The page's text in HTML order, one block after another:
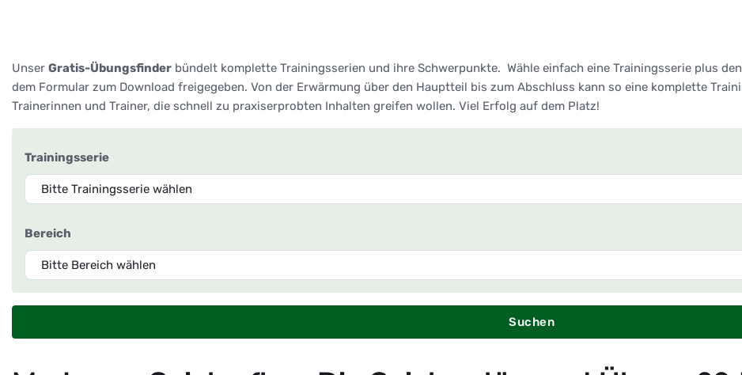
Unser Gratis-Übungsfinder bündelt komplette Trainingsserien und ihre Schwerpunkte. Wähle einfach eine Trainingsserie plus
dem Formular zum Download freigegeben. Von der Erwärmung über den Hauptteil bis zum Abschluss kann so eine komplette
Trainerinnen und Trainer, die schnell zu praxiserprobten Inhalten greifen wollen. Viel Erfolg auf dem Platz!
Trainingsserie
Bereich
Suchen